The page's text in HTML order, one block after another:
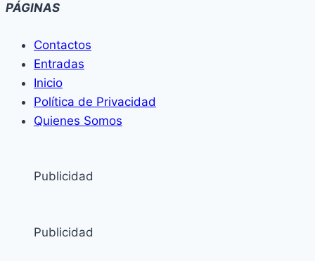
PÁGINAS
Contactos
Entradas
Inicio
Política de Privacidad
Quienes Somos
Publicidad
Publicidad